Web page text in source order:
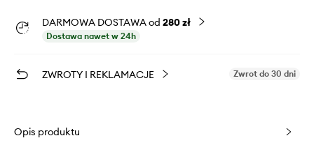
DARMOWA DOSTAWA od 280 zł
Dostawa nawet w 24h
ZWROTY I REKLAMACJE Zwrot do 30 dni
Opis produktu